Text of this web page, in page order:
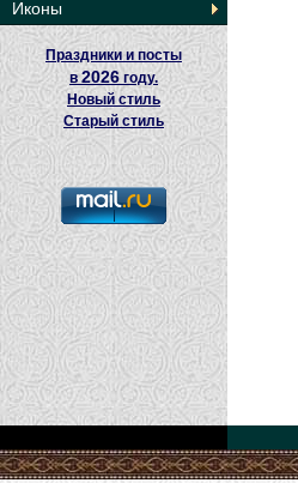
Иконы
Праздники и посты
в2026 году.
Новый стиль
Старый стиль